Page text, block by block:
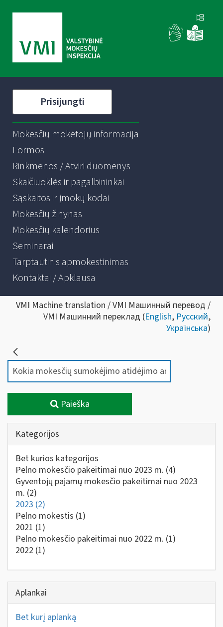
Prisijungti
Mokesčių mokėtojų informacija
Formos
Rinkmenos / Atviri duomenys
Skaičiuoklės ir pagalbininkai
Sąskaitos ir įmokų kodai
Mokesčių žinynas
Mokesčių kalendorius
Seminarai
Tarptautinis apmokestinimas
Kontaktai / Apklausa
VMI Machine translation / VMI Машинный перевод /
VMI Машинний переклад (English, Русский,
Українська)
Paieška
Kategorijos
Bet kurios kategorijos
Pelno mokesčio pakeitimai nuo 2023 m. (4)
Gyventojų pajamų mokesčio pakeitimai nuo 2023
m. (2)
2023 (2)
Pelno mokestis (1)
2021 (1)
Pelno mokesčio pakeitimai nuo 2022 m. (1)
2022 (1)
Aplankai
Bet kurį aplanką